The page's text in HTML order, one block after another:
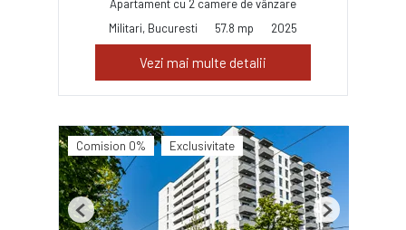
Apartament cu 2 camere de vânzare
Militari, Bucuresti
57.8 mp 2025
Vezi mai multe detalii
Comision 0% Exclusivitate
Previous Next